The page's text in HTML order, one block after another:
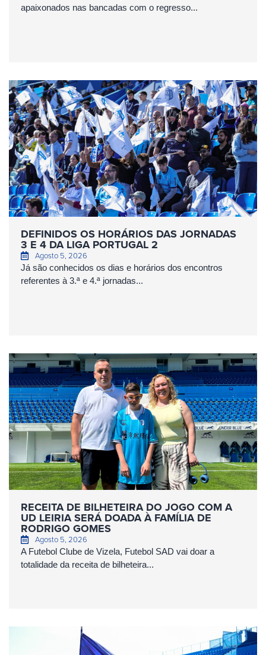
apaixonados nas bancadas com o regresso...
DEFINIDOS OS HORÁRIOS DAS JORNADAS
3 E 4 DA LIGA PORTUGAL 2
Agosto 5, 2026
Já são conhecidos os dias e horários dos encontros
referentes à 3.ª e 4.ª jornadas...
RECEITA DE BILHETEIRA DO JOGO COM A
UD LEIRIA SERÁ DOADA À FAMÍLIA DE
RODRIGO GOMES
Agosto 5, 2026
A Futebol Clube de Vizela, Futebol SAD vai doar a
totalidade da receita de bilheteira...